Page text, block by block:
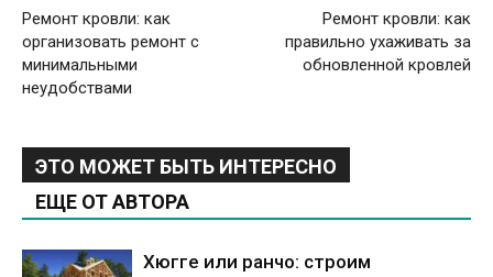
Ремонт кровли: как
организовать ремонт с
минимальными
неудобствами
Ремонт кровли: как
правильно ухаживать за
обновленной кровлей
ЭТО МОЖЕТ БЫТЬ ИНТЕРЕСНО
ЕЩЕ ОТ АВТОРА
Хюгге или ранчо: строим